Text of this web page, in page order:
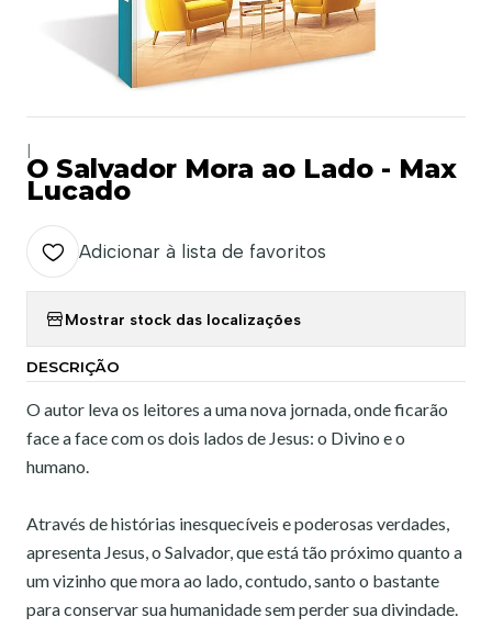
O Salvador Mora ao Lado - Max
Lucado
Adicionar à lista de favoritos
Mostrar stock das localizações
DESCRIÇÃO
O autor leva os leitores a uma nova jornada, onde ficarão
face a face com os dois lados de Jesus: o Divino e o
humano.
Através de histórias inesquecíveis e poderosas verdades,
apresenta Jesus, o Salvador, que está tão próximo quanto a
um vizinho que mora ao lado, contudo, santo o bastante
para conservar sua humanidade sem perder sua divindade.